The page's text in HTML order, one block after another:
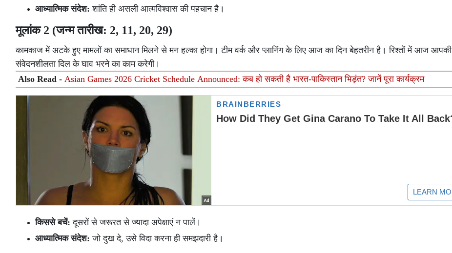
आध्यात्मिक संदेश: शांति ही असली आत्मविश्वास की पहचान है।
मूलांक 2 (जन्म तारीख: 2, 11, 20, 29)
कामकाज में अटके हुए मामलों का समाधान मिलने से मन हल्का होगा। टीम वर्क और प्लानिंग के लिए आज का दिन बेहतरीन है। रिश्तों में आज आपकी
संवेदनशीलता दिल के घाव भरने का काम करेगी।
Also Read - Asian Games 2026 Cricket Schedule Announced: कब हो सकती है भारत-पाकिस्तान भिड़ंत? जानें पूरा कार्यक्रम
किससे बचें: दूसरों से जरूरत से ज्यादा अपेक्षाएं न पालें।
आध्यात्मिक संदेश: जो दुख दे, उसे विदा करना ही समझदारी है।